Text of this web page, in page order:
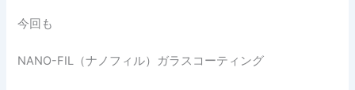
今回も
NANO-FIL（ナノフィル）ガラスコーティング